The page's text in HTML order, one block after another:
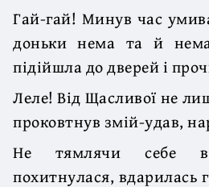
Гай-гай! Минув час
доньки нема та й
підійшла до дверей і
Леле! Від Щасливої не
проковтнув змій-удав,
Не тямлячи себе
похитнулася, вдарилась